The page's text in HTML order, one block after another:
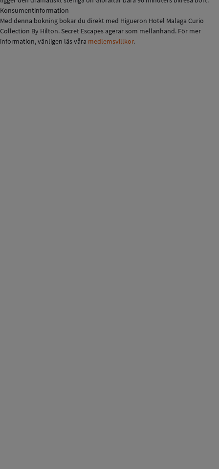
Konsumentinformation
Med denna bokning bokar du direkt med Higueron Hotel Malaga Curio
Collection By Hilton. Secret Escapes agerar som mellanhand. För mer
information, vänligen läs våra medlemsvillkor.